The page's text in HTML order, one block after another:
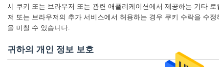
시 쿠키 또는 브라우저 또는 관련 애플리케이션에서 제공하는 기타
저 또는 브라우저의 추가 서비스에서 허용하는 경우 쿠키 수락을 수
을 미칠 수 있습니다.
귀하의 개인 정보 보호